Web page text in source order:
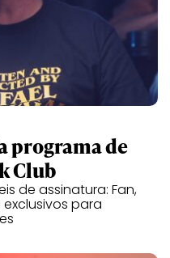
programa de
Club
de assinatura: Fan,
para